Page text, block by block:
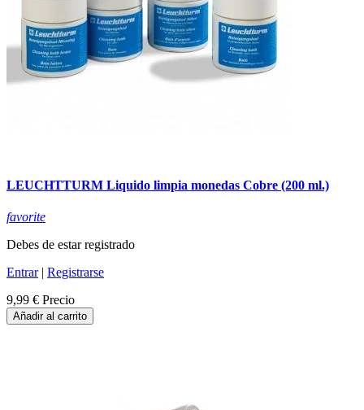
LEUCHTTURM Liquido limpia monedas Cobre (200 ml.)
favorite
Debes de estar registrado
Entrar| Registrarse
9,99 € Precio
Añadir al carrito